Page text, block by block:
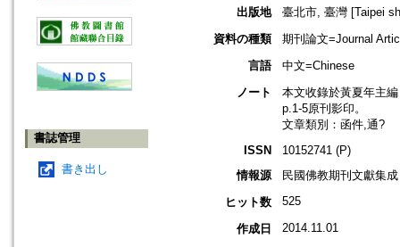
書誌管理
書き出し
出版地
臺北市, 臺灣 [Taipei
資料の種類
期刊論文=Journal
言語
中文=Chinese
ノート
本文收錄於黃夏年主
p.1-5原刊影印。
文章類別：函件,通?
ISSN
10152741 (P)
情報源
民國佛教期刊文獻集
ヒット数
525
作成日 2014.11.01